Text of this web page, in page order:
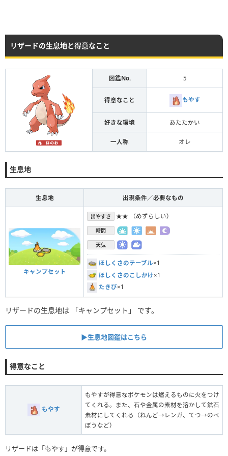
リザードの生息地と得意なこと
図鑑No. 5
得意なこと もやす
好きな環境 あたたかい
一人称 オレ
生息地
生息地 出現条件／必要なもの
キャンプセット
出やすさ ★★ （めずらしい）
時間
天気
ほしくさのテーブル×1
ほしくさのこしかけ×1
たきび×1
リザードの生息地は 「キャンプセット」 です。
▶︎生息地図鑑はこちら
得意なこと
もやす
もやすが得意なポケモンは燃えるものに火をつけ
てくれる。また、石や金属の素材を溶かして鉱石
素材にしてくれる（ねんど→レンガ、てつ→のべ
ぼうなど）
リザードは「もやす」が得意です。